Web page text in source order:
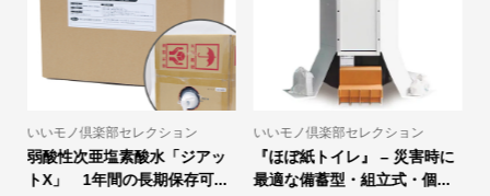
いいモノ倶楽部セレクション
弱酸性次亜塩素酸水「ジアッ
トX」 1年間の長期保存可...
いいモノ倶楽部セレクション
『ほぼ紙トイレ』 – 災害時に
最適な備蓄型・組立式・個...